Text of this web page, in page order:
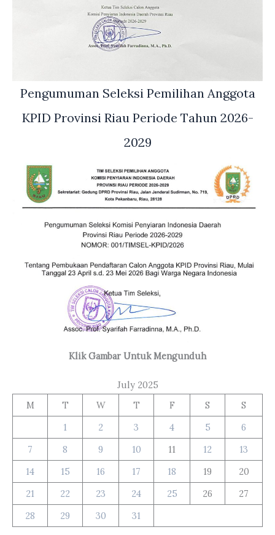
Pengumuman Seleksi Pemilihan Anggota
KPID Provinsi Riau Periode Tahun 2026-
2029
Klik Gambar Untuk Mengunduh
July 2025
M
T W T F S
S
1
2 3 4 5
6
7
8 9 10 11 12
13
14
15 16 17 18 19
20
21
22 23 24 25 26
27
28
29 30 31